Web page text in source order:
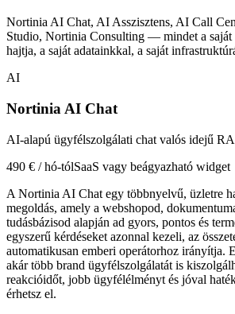
Nortinia AI Chat, AI Asszisztens, AI Call
Studio, Nortinia Consulting — mindet a
hajtja, a saját adatainkkal, a saját
AI
Nortinia AI Chat
AI-alapú ügyfélszolgálati chat valós idejű
490 € / hó-tólSaaS vagy beágyazható widget
A Nortinia AI Chat egy többnyelvű, üzletre
megoldás, amely a webshopod,
tudásbázisod alapján ad gyors, pontos és
egyszerű kérdéseket azonnal kezeli, az
automatikusan emberi operátorhoz irányítja.
akár több brand ügyfélszolgálatát is
reakcióidőt, jobb ügyfélélményt és jóval
érhetsz el.